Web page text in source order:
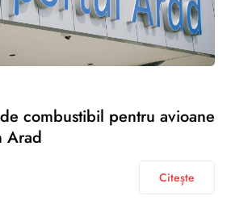
combustibil pentru avioane
Arad
Citește